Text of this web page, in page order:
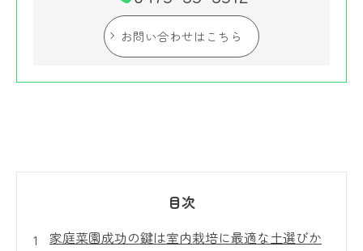
お問い合わせはこちら
目次
家庭菜園成功の鍵は室内栽培に最適な土選びか